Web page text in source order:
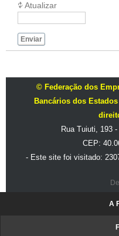
Atualizar
Enviar
© Federação dos
Bancários dos
Rua Tuiuti, 193
CEP:
- Este site foi visitado:
A